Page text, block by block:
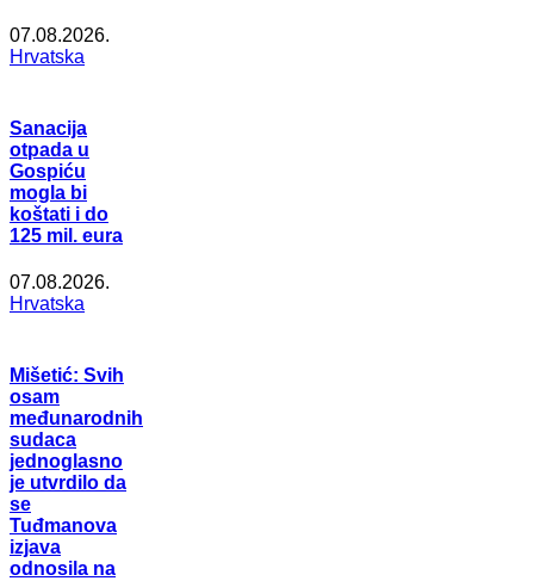
07.08.2026.
Hrvatska
Sanacija
otpada u
Gospiću
mogla bi
koštati i do
125 mil. eura
07.08.2026.
Hrvatska
Mišetić: Svih
osam
međunarodnih
sudaca
jednoglasno
je utvrdilo da
se
Tuđmanova
izjava
odnosila na